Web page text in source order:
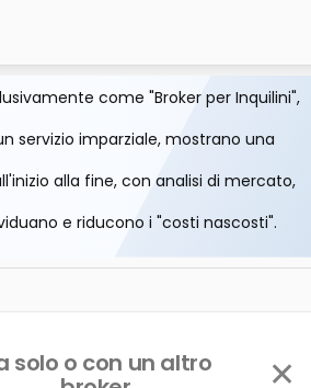
come "Broker per Inquilini",
servizio imparziale, mostrano una
alla fine, con analisi di mercato,
e riducono i "costi nascosti".
solo o con un altro ✕